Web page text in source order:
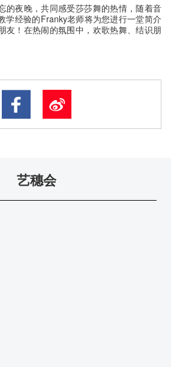
的夜晚，共同感受莎莎舞的热情，随着音
学经验的Franky老师将为您进行一堂简介
友！在热闹的氛围中，欢歌热舞、结识朋
艺穗会
Go-Fringe